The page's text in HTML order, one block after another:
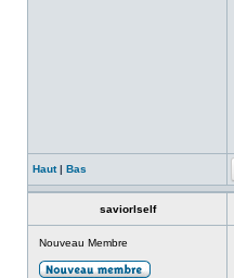
Haut| Bas
saviorlself
Nouveau Membre